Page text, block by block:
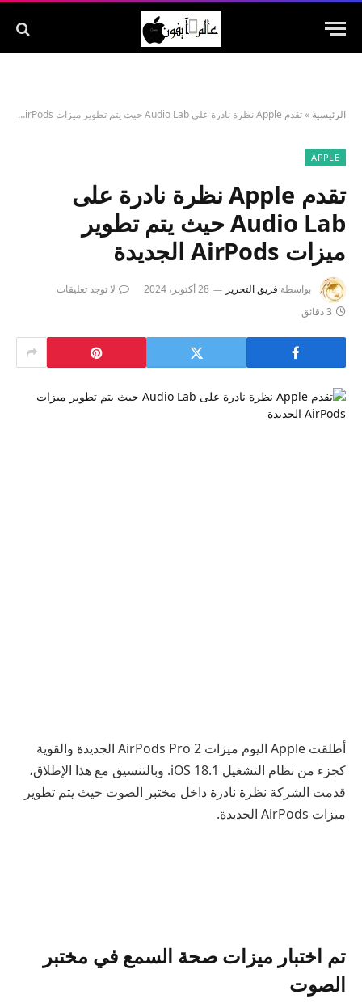
الرئيسية »تقدم Apple نظرة نادرة على Audio Lab حيث يتم تطوير ميزات AirPods الجديدة
APPLE
تقدم Apple نظرة نادرة على
Audio Lab حيث يتم تطوير
ميزات AirPods الجديدة
بواسطة فريق التحرير 28 أكتوبر، 2024
لا توجد تعليقات
3 دقائق
أطلقت Apple اليوم ميزات AirPods Pro 2 الجديدة والقوية
كجزء من نظام التشغيل iOS 18.1. وبالتنسيق مع هذا الإطلاق،
قدمت الشركة نظرة نادرة داخل مختبر الصوت حيث يتم تطوير
ميزات AirPods الجديدة.
تم اختبار ميزات صحة السمع في مختبر
الصوت